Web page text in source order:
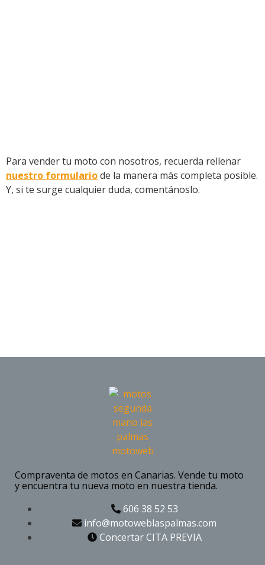
Para vender tu moto con nosotros, recuerda rellenar
nuestro formulariode la manera más completa posible.
Y, si te surge cualquier duda, comentánoslo.
Compraventa de motos en Canarias. Vende tu moto
y encuentra tu nueva moto en nuestra tienda.
606 38 52 53
info@motoweblaspalmas.com
Concertar CITA PREVIA